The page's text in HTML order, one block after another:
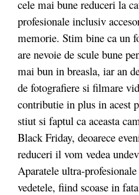
cele mai bune reduceri la
profesionale inclusiv
memorie. Stim bine ca un
are nevoie de scule bune
mai bun in breasla, iar an
de fotografiere si filmare
contributie in plus in acest
stiut si faptul ca aceasta
Black Friday, deoarece
reduceri il vom vedea
Aparatele ultra-
vedetele, fiind scoase in